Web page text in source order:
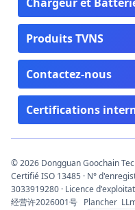
Chargeur et
Produits TVNS
Contactez-nous
Certifications
© 2026 Dongguan Goochain
Certifié ISO 13485 · N°
3033919280 · Licence
经营许2026001号 Plancher